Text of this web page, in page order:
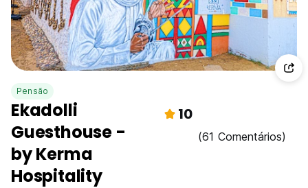
Pensão
Ekadolli
Guesthouse -
by Kerma
Hospitality
10
(61 Comentários)